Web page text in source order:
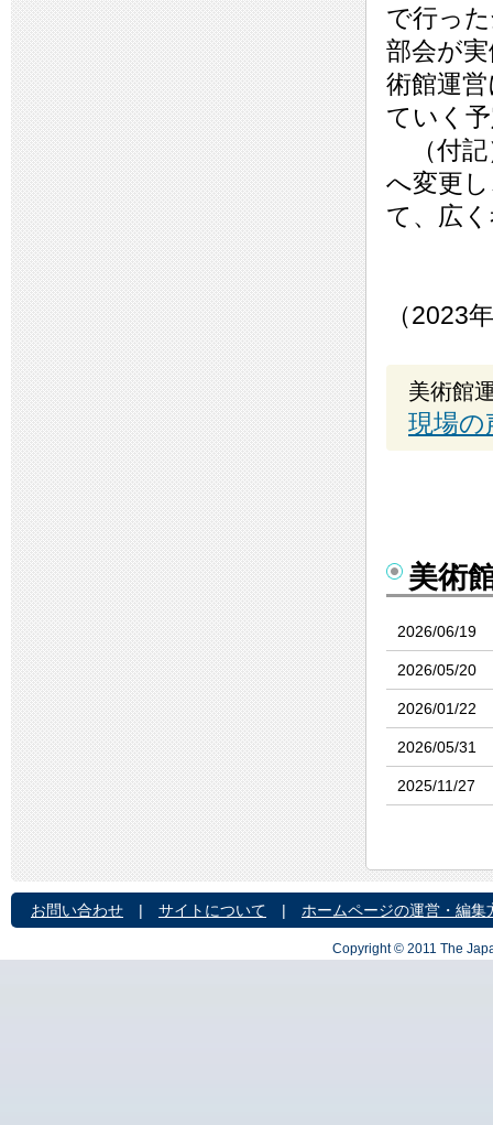
で行っ
部会が
術館運
ていく
（付記
へ変更
て、広
（2023
美術館
現場の
美術
2026/06/19
2026/05/20
2026/01/22
2026/05/31
2025/11/27
お問い合わせ | サイトについて | ホームページの運営・編集
Copyright © 2011 The